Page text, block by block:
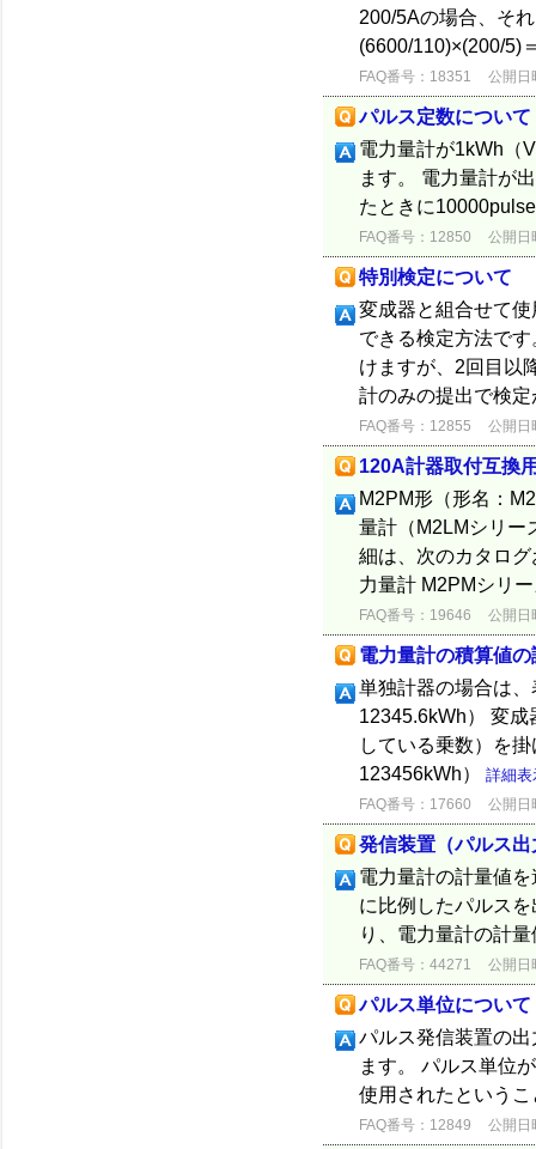
200/5Aの場合、そ
(6600/
FAQ番号：18351 公開日
パルス定数について
電力量計が1kWh（
ます。 電力量計が
たときに
FAQ番号：12850 公開日
特別検定について
変成器と組合せて
できる検定方法で
けますが、2回目以
計のみの提出で検
FAQ番号：12855 公開日
120A計器取付互換
M2PM形（形名：
量計（M2LMシリー
細は、次のカタロ
力量計 M2PMシリ
FAQ番号：19646 公開日
電力量計の積算値
単独計器の場合は
12345.6kWh） 変
している乗数）を
123456kWh） 詳細表
FAQ番号：17660 公開日
発信装置（パルス
電力量計の計量値
に比例したパルス
り、電力量計の計
FAQ番号：44271 公開日
パルス単位について
パルス発信装置の
ます。 パルス単位
使用されたという
FAQ番号：12849 公開日